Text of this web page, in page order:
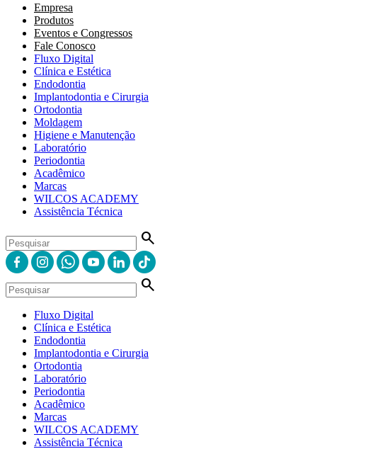
Empresa
Produtos
Eventos e Congressos
Fale Conosco
Fluxo Digital
Clínica e Estética
Endodontia
Implantodontia e Cirurgia
Ortodontia
Moldagem
Higiene e Manutenção
Laboratório
Periodontia
Acadêmico
Marcas
WILCOS ACADEMY
Assistência Técnica
search
search
Fluxo Digital
Clínica e Estética
Endodontia
Implantodontia e Cirurgia
Ortodontia
Laboratório
Periodontia
Acadêmico
Marcas
WILCOS ACADEMY
Assistência Técnica